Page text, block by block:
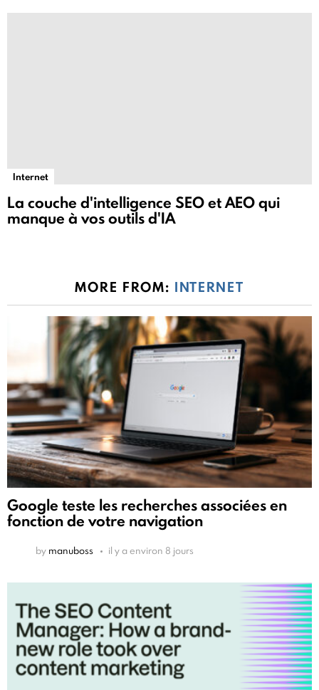
Internet
La couche d'intelligence SEO et AEO qui
manque à vos outils d'IA
MORE FROM: INTERNET
Google teste les recherches associées en
fonction de votre navigation
by manuboss il y a environ 8 jours